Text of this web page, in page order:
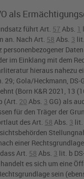
als
führt Art. 57 Abs. 1
an. Nach Art. 58 Abs. 3
im Einklang mit dem
hieraus nahezu
29; Gola/Heckmann,
(Born K&R 2021, 13
(Art. 20 Abs. 3 GG) als
für den Träger der
desArt. 58 Abs. 3 lit.
einer
Art. 58 Abs. 3 lit. b
es sich um eine
sein